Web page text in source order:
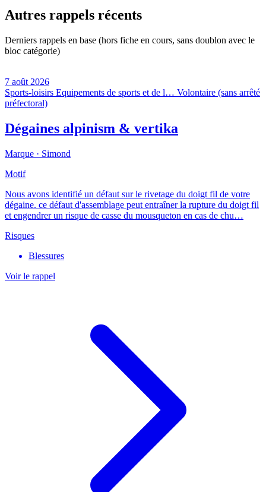
Autres rappels récents
Derniers rappels en base (hors fiche en cours, sans doublon avec le
bloc catégorie)
7 août 2026
Sports-loisirs Equipements de sports et de l… Volontaire (sans arrêté
préfectoral)
Dégaines alpinism & vertika
Marque · Simond
Motif
Nous avons identifié un défaut sur le rivetage du doigt fil de votre
dégaine. ce défaut d'assemblage peut entraîner la rupture du doigt fil
et engendrer un risque de casse du mousqueton en cas de chu…
Risques
Blessures
Voir le rappel